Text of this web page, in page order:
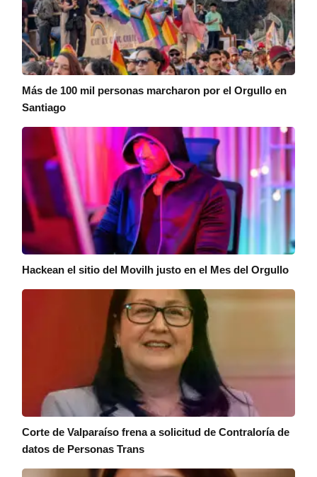
Más de 100 mil personas marcharon por el Orgullo en
Santiago
Hackean el sitio del Movilh justo en el Mes del Orgullo
Corte de Valparaíso frena a solicitud de Contraloría de
datos de Personas Trans